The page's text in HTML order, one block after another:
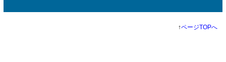
↑ページTOPへ